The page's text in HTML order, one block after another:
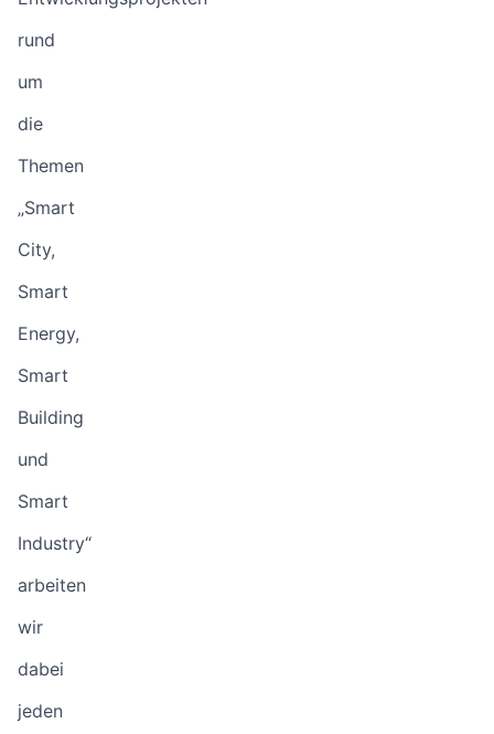
rund
um
die
Themen
„Smart
City,
Smart
Energy,
Smart
Building
und
Smart
Industry“
arbeiten
wir
dabei
jeden